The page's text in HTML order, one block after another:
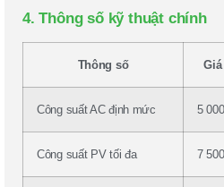
4. Thông số kỹ thuật chính
Thông số
Công suất AC định mức 5
Công suất PV tối đa 7